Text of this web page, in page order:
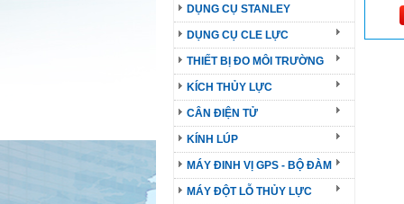
DỤNG CỤ STANLEY
DỤNG CỤ CLE LỰC
THIẾT BỊ ĐO MÔI TRƯỜNG
KÍCH THỦY LỰC
CÂN ĐIỆN TỬ
KÍNH LÚP
MÁY ĐINH VỊ GPS - BỘ ĐÀM
MÁY ĐỘT LỖ THỦY LỰC